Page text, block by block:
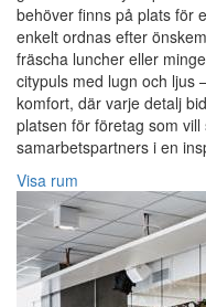
behöver finns på plats för
enkelt ordnas efter
fräscha luncher eller
citypuls med lugn och ljus
komfort, där varje detalj
platsen för företag som
samarbetspartners i en
Visa rum